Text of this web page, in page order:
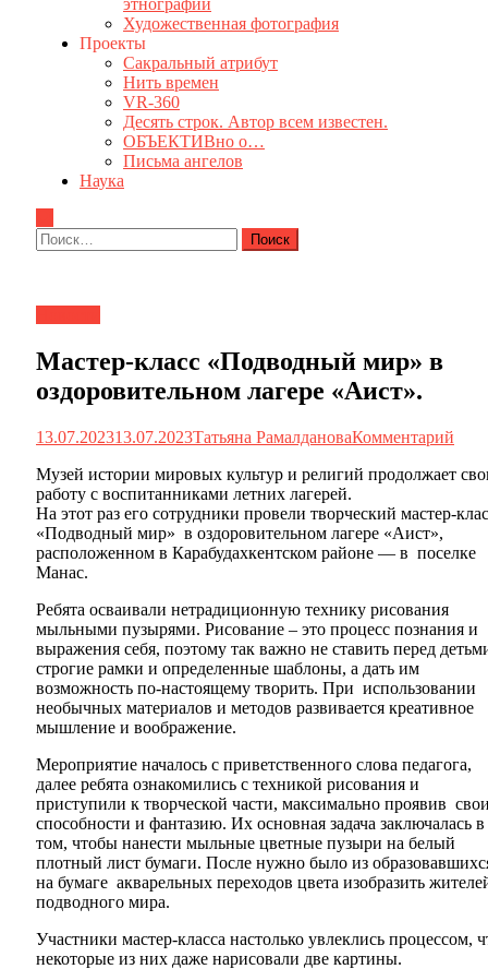
этнографии
Художественная фотография
Проекты
Сакральный атрибут
Нить времен
VR-360
Десять строк. Автор всем известен.
ОБЪЕКТИВно о…
Письма ангелов
Наука
Найти:
Мастер-класс «Подводный мир» в
оздоровительном лагере «Аист».
13.07.202313.07.2023Татьяна РамалдановаКомментарий
Музей истории мировых культур и религий продолжает
работу с воспитанниками летних лагерей.
На этот раз его сотрудники провели творческий мастер-
«Подводный мир» в оздоровительном лагере «Аист»,
расположенном в Карабудахкентском районе — в поселке
Манас.
Ребята осваивали нетрадиционную технику рисования
мыльными пузырями. Рисование – это процесс познания и
выражения себя, поэтому так важно не ставить перед
строгие рамки и определенные шаблоны, а дать им
возможность по-настоящему творить. При использовании
необычных материалов и методов развивается креативное
мышление и воображение.
Мероприятие началось с приветственного слова педагога,
далее ребята ознакомились с техникой рисования и
приступили к творческой части, максимально проявив
способности и фантазию. Их основная задача заключалась в
том, чтобы нанести мыльные цветные пузыри на белый
плотный лист бумаги. После нужно было из
на бумаге акварельных переходов цвета изобразить
подводного мира.
Участники мастер-класса настолько увлеклись процессом,
некоторые из них даже нарисовали две картины.